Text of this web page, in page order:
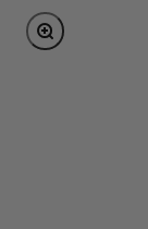
Bild vergrößern